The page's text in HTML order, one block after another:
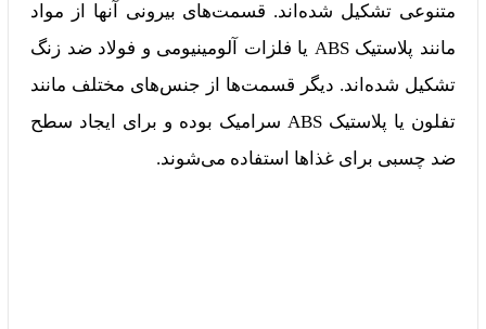
متنوعی تشکیل شده‌اند. قسمت‌های بیرونی آنها از مواد
مانند پلاستیک ABS یا فلزات آلومینیومی و فولاد ضد زنگ
تشکیل شده‌اند. دیگر قسمت‌ها از جنس‌های مختلف مانند
تفلون یا پلاستیک ABS سرامیک بوده و برای ایجاد سطح
ضد چسبی برای غذاها استفاده می‌شوند.